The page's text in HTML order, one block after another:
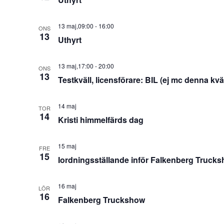
ONS
13 Uthyrt
13 maj,09:00 - 16:00
ONS
13 Testkväll, licensförare: BIL (ej mc denna
13 maj,17:00 -20:00
TOR
14 Kristi himmelfärds dag
14 maj
FRE
15 Iordningsställande inför Falkenberg
15 maj
LÖR
16 Falkenberg Truckshow
16 maj